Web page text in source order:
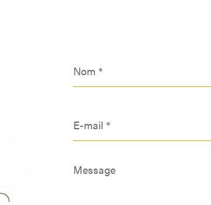
*
mail
*
Message
*